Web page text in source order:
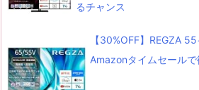
るチャンス
【30%OFF】REGZA
Amazonタイムセールで